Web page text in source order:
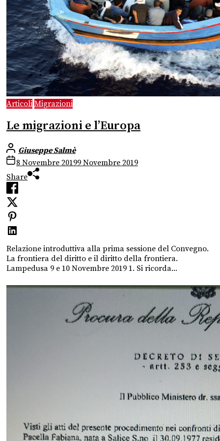
Articoli Migrazioni
Le migrazioni e l’Europa
Giuseppe Salmè
8 Novembre 20199 Novembre 2019
Share
Relazione introduttiva alla prima sessione del Convegno.
La frontiera del diritto e il diritto della frontiera.
Lampedusa 9 e 10 Novembre 2019 1. Si ricorda...